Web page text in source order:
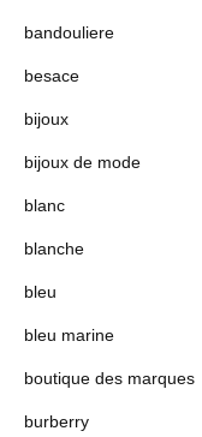
bandouliere
besace
bijoux
bijoux de mode
blanc
blanche
bleu
bleu marine
boutique des marques
burberry